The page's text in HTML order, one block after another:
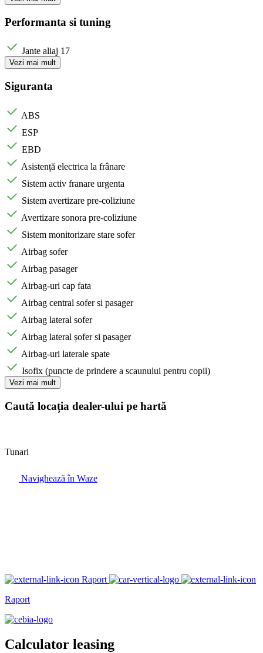
Performanta si tuning
Jante aliaj 17
Vezi mai mult
Siguranta
ABS
ESP
EBD
Asistență electrica la frânare
Sistem activ franare urgenta
Sistem avertizare pre-coliziune
Avertizare sonora pre-coliziune
Sistem monitorizare stare sofer
Airbag sofer
Airbag pasager
Airbag-uri cap fata
Airbag central sofer si pasager
Airbag lateral sofer
Airbag lateral șofer si pasager
Airbag-uri laterale spate
Isofix (puncte de prindere a scaunului pentru copii)
Vezi mai mult
Caută locația dealer-ului pe hartă
Tunari
Navighează în Waze
Raport
Raport
Calculator leasing